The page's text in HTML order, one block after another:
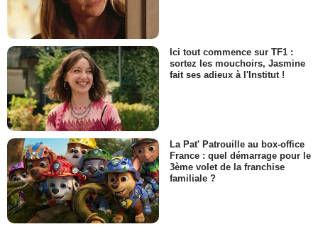
Ici tout commence sur TF1 :
sortez les mouchoirs, Jasmine
fait ses adieux à l'Institut !
La Pat' Patrouille au box-office
France : quel démarrage pour le
3ème volet de la franchise
familiale ?